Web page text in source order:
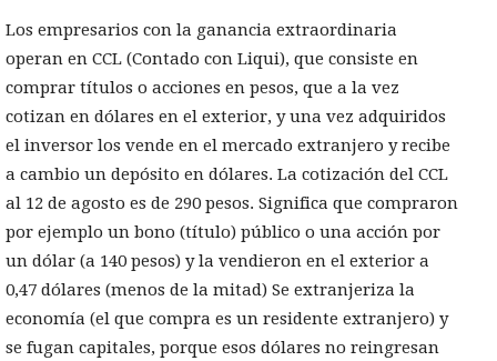
Los empresarios con la ganancia extraordinaria
operan en CCL (Contado con Liqui), que consiste en
comprar títulos o acciones en pesos, que a la vez
cotizan en dólares en el exterior, y una vez adquiridos
el inversor los vende en el mercado extranjero y recibe
a cambio un depósito en dólares. La cotización del CCL
al 12 de agosto es de 290 pesos. Significa que compraron
por ejemplo un bono (título) público o una acción por
un dólar (a 140 pesos) y la vendieron en el exterior a
0,47 dólares (menos de la mitad) Se extranjeriza la
economía (el que compra es un residente extranjero) y
se fugan capitales, porque esos dólares no reingresan